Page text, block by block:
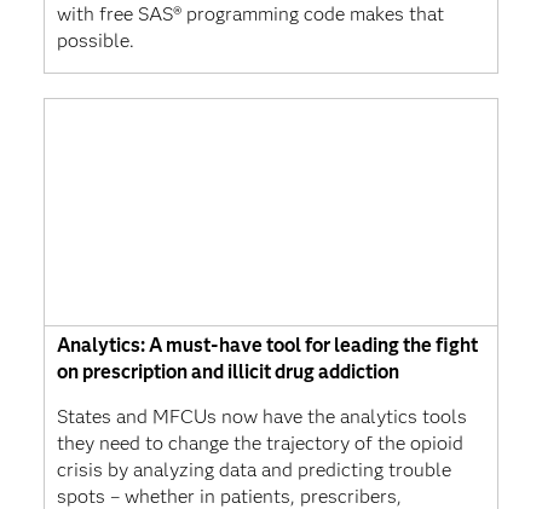
with free SAS® programming code makes that
possible.
Analytics: A must-have tool for leading the fight
on prescription and illicit drug addiction
States and MFCUs now have the analytics tools
they need to change the trajectory of the opioid
crisis by analyzing data and predicting trouble
spots – whether in patients, prescribers,